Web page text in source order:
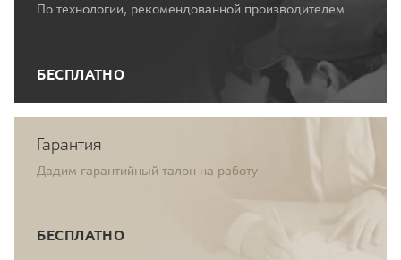
По технологии, рекомендованной производителем
БЕСПЛАТНО
Гарантия
Дадим гарантийный талон на работу
БЕСПЛАТНО